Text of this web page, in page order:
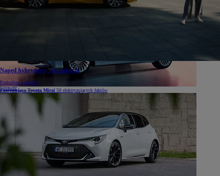
Fascynująca Toyota Mirai 50 elektryzujących faktów
Napęd hybrydowy typu plug-in
Podwójne korzyści
Sprawdź
Samochody
Samochody
Samochody osobowe
Yaris
GR Yaris
Nowy Yaris Cross
Nowy Urban Cruiser
Corolla Hatchback
Corolla Sedan
Corolla TS Kombi
Nowa Corolla Cross